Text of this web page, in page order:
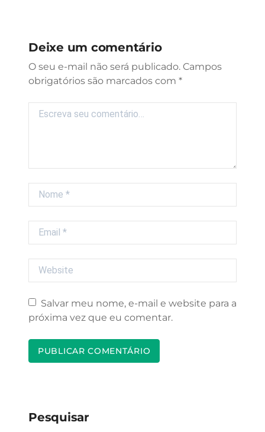
Deixe um comentário
Campos
obrigatórios são marcados com *
Comentário
Nome
Email
Website
Salvar meu nome, e-mail e website para a
próxima vez que eu comentar.
Pesquisar